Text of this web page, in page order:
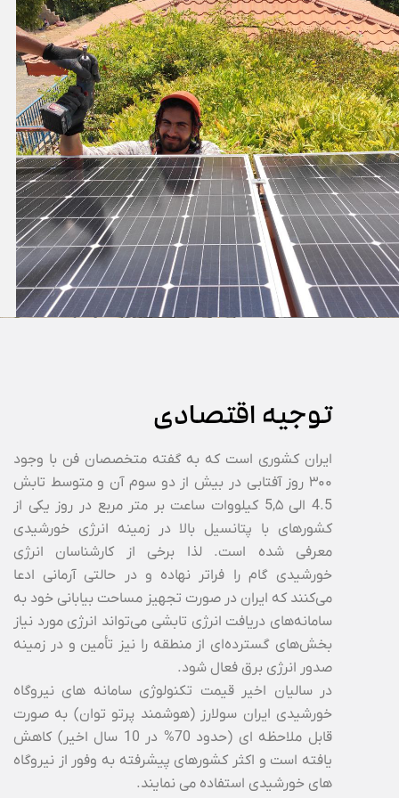
توجیه اقتصادی
ایران کشوری است که به گفته متخصصان فن با وجود
۳۰۰ روز آفتابی در بیش از دو سوم آن و متوسط تابش
4.5 الی 5,۵ کیلووات ساعت بر متر مربع در روز یکی از
کشورهای با پتانسیل بالا در زمینه انرژی خورشیدی
معرفی شده است. لذا برخی از کارشناسان انرژی
خورشیدی گام را فراتر نهاده و در حالتی آرمانی ادعا
می‌کنند که ایران در صورت تجهیز مساحت بیابانی خود به
سامانه‌های دریافت انرژی تابشی می‌تواند انرژی مورد نیاز
بخش‌های گسترده‌ای از منطقه را نیز تأمین و در زمینه‌
صدور انرژی برق فعال شود.
در سالیان اخیر قیمت تکنولوژی سامانه های نیروگاه
خورشیدی ایران سولارز (هوشمند پرتو توان) به صورت
قابل ملاحظه ای (حدود 70% در 10 سال اخیر) کاهش
یافته است و اکثر کشورهای پیشرفته به وفور از نیروگاه
های خورشیدی استفاده می نمایند.